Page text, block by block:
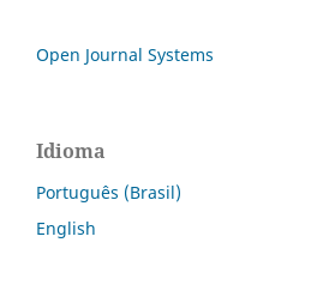
Open Journal Systems
Idioma
Português (Brasil)
English